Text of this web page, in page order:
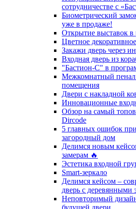
сотрудничестве с
Биометрический
уже в продаже!
Открытие выставок в
Цветное
Закажи дверь через
Входная дверь из
"Бастион-С" в
Межкомнатный пенал
помещения
Двери с накладной
Инновационные
Обзор на самый
Dircode
5 главных ошибок
загородный дом
Делимся новым
замерам 🔥
Эстетика входной
Smart-зеркало
Делимся кейсом –
дверь с деревянными
Неповторимый
будущей двери